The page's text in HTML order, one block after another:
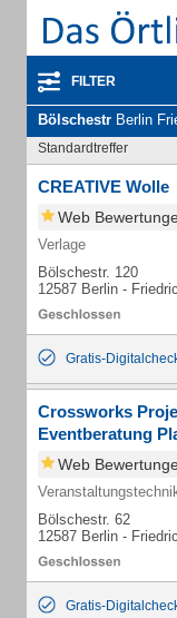
FILTER
Bölschestr Berlin
Standardtreffer
CREATIVE Wolle
Web
Verlage
Bölschestr. 120
12587 Berlin -
Gratis-
Crossworks
Eventberatung
Web
Bölschestr. 62
12587 Berlin -
Gratis-